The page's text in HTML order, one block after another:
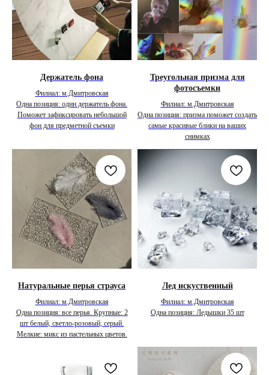
Держатель фона
Филиал: м.Дмитровская
Одна позиция: один держатель фона.
Поможет зафиксировать небольшой
фон для предметной съемки
Треугольная призма для
фотосъемки
Филиал: м.Дмитровская
Одна позиция: призма поможет создать
самые красивые блики на ваших
снимках
Натуральные перья страуса
Филиал: м.Дмитровская
Одна позиция: все перья. Крупные: 2
шт белый, светло-розовый, серый.
Мелкие: микс из пастельных цветов.
Лед искуственный
Филиал: м.Дмитровская
Одна позиция: Ледышки 35 шт